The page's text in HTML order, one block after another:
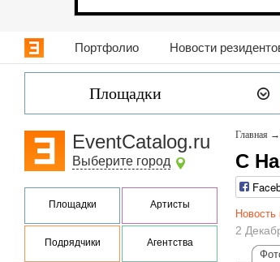
Портфолио Новости
Площадки
EventCatalog.ru
Выберите город
Площадки Артисты
Подрядчики Агентства
Главная →
С
Новость
2